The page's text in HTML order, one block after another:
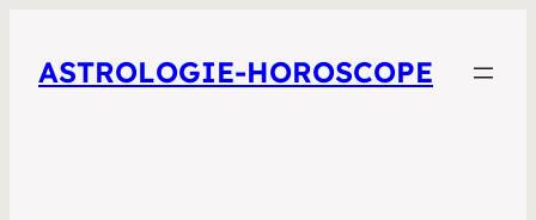
ASTROLOGIE-HOROSCOPE